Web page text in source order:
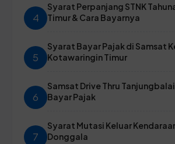
4
Syarat Perpanjang STNK
Timur & Cara Bayarnya
5
Syarat Bayar Pajak di Samsat
Kotawaringin Timur
6
Samsat Drive Thru
Bayar Pajak
7
Syarat Mutasi Keluar
Donggala